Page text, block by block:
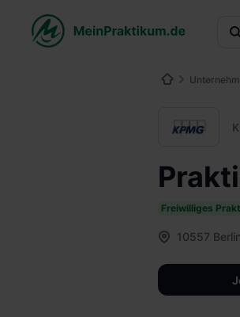
Freiwilliges
10557 Berlin